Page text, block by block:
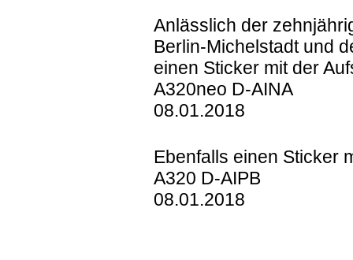
Anlässlich der
Berlin-Michelstadt und
einen Sticker mit der
A320neo D-AINA
08.01.2018
Ebenfalls einen Sticker
A320 D-AIPB
08.01.2018